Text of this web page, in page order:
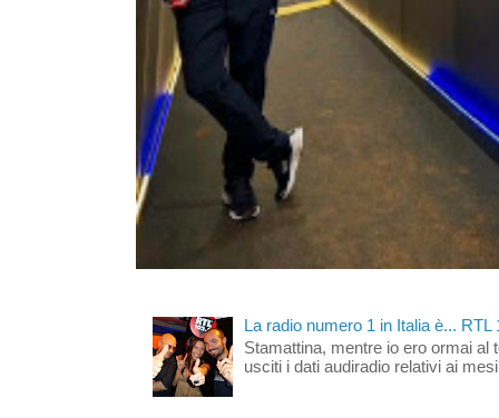
La radio numero 1 in Italia è... RTL
Stamattina, mentre io ero ormai al
usciti i dati audiradio relativi ai